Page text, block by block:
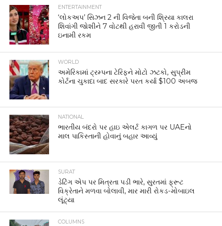
ENTERTAINMENT
‘લોકઅપ’ સિઝન 2 ની વિજેતા બની શ્રિયા કાલરા
શિવાંગી જોશીને 7 વોટથી હરાવી જીતી 1 કરોડની
ઇનામી રકમ
WORLD
અમેરિકામાં ટ્રમ્પના ટેરિફને મોટો ઝટકો, સુપ્રીમ
કોર્ટના ચુકાદા બાદ સરકારે પરત કર્યા $100 અબજ
NATIONAL
ભારતીય બંદરો પર હાઇ એલર્ટ કાગળ પર UAEનો
માલ પાકિસ્તાની હોવાનું બહાર આવ્યું
SURAT
ડેટિંગ એપ પર મિત્રતા પડી ભારે, સુરતમાં ફ્રૂટ
વિક્રેતાને મળવા બોલાવી, માર મારી રોકડ-મોબાઇલ
લૂંટ્યા
COLUMNS